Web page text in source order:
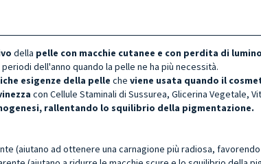
della pelle con macchie cutanee e con perdita di
dell'anno quando la pelle ne ha più necessità.
esigenze della pelle che viene usata quando il
con Cellule Staminali di Sussurea, Glicerina Vegetale,
rallentando lo squilibrio della pigmentazione.
(aiutano ad ottenere una carnagione più radiosa,